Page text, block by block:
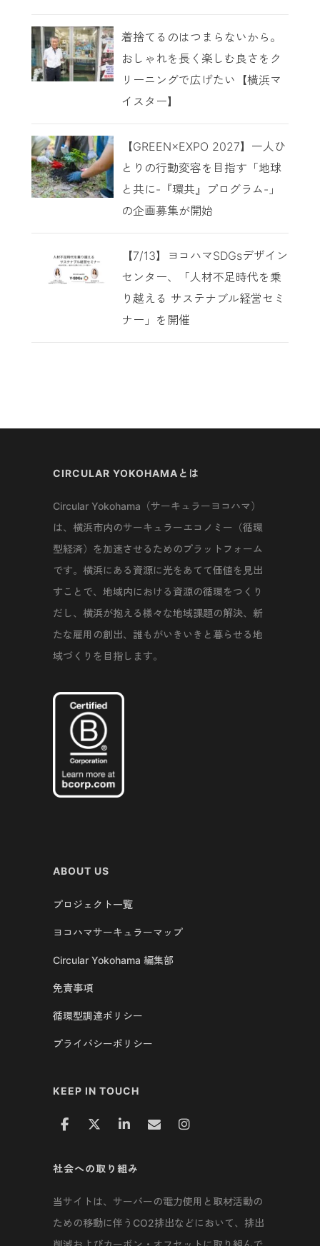
着捨てるのはつまらないから。
おしゃれを長く楽しむ良さをク
リーニングで広げたい【横浜マ
イスター】
【GREEN×EXPO 2027】一人ひ
とりの行動変容を目指す「地球
と共に-『環共』プログラム-」
の企画募集が開始
【7/13】ヨコハマSDGsデザイン
センター、「人材不足時代を乗
り越える サステナブル経営セミ
ナー」を開催
CIRCULAR YOKOHAMAとは
Circular Yokohama（サーキュラーヨコハマ）
は、横浜市内のサーキュラーエコノミー（循環
型経済）を加速させるためのプラットフォーム
です。横浜にある資源に光をあてて価値を見出
すことで、地域内における資源の循環をつくり
だし、横浜が抱える様々な地域課題の解決、新
たな雇用の創出、誰もがいきいきと暮らせる地
域づくりを目指します。
ABOUT US
プロジェクト一覧
ヨコハマサーキュラーマップ
Circular Yokohama 編集部
免責事項
循環型調達ポリシー
プライバシーポリシー
KEEP IN TOUCH
社会への取り組み
当サイトは、サーバーの電力使用と取材活動の
ための移動に伴うCO2排出などにおいて、排出